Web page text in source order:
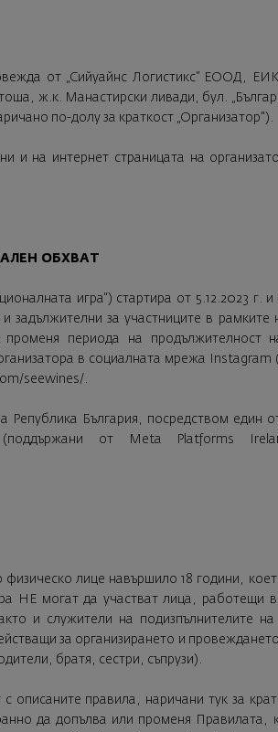
от „Сийуайнс Логистикс” ЕООД, ЕИК
ж.к. Манастирски ливади, бул.
по-долу за краткост „Организатор").
и на интернет страницата на
ОБХВАТ
игра“) стартира от 5.12.2023 г.
задължителни за участниците в рамките
периода на продължителност
в социалната мрежа Instagram
seewines/
Република България, посредством един
от Meta Platforms
лице навършило 18 години,
НЕ могат да участват лица, работещи в
и служители на подизпълнителите на
за организирането и
братя, сестри, съпрузи).
описаните правила, наричани тук за
да допълва или променя Правилата,